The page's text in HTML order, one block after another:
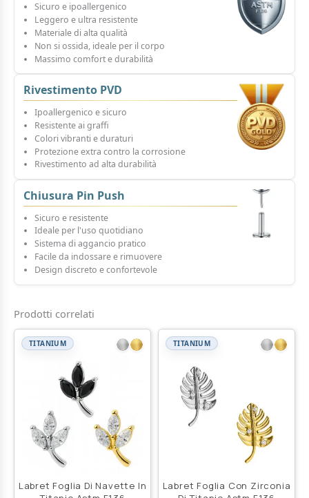
Sicuro e ipoallergenico
Leggero e ultra resistente
Materiale di alta qualità
Non si ossida, ideale per il corpo
Massimo comfort e durabilità
Rivestimento PVD
Ipoallergenico e sicuro
Resistente ai graffi
Colori vibranti e duraturi
Protezione extra contro la corrosione
Rivestimento ad alta durabilità
Chiusura Pin Push
Sicuro e resistente
Ideale per l'uso quotidiano
Sistema di aggancio pratico
Facile da indossare e rimuovere
Design discreto e confortevole
Prodotti correlati
TITANIUM
Labret Foglia Di Navette In
TITANIUM
Labret Foglia Con Zirconia